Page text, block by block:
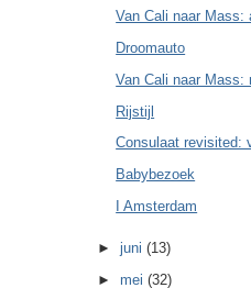
Van Cali naar Mass:
Droomauto
Van Cali naar Mass:
Rijstijl
Consulaat revisited:
Babybezoek
I Amsterdam
►juni(13)
►mei(32)